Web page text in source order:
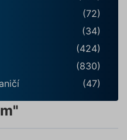
(72)
(34)
(424)
(830)
(47)